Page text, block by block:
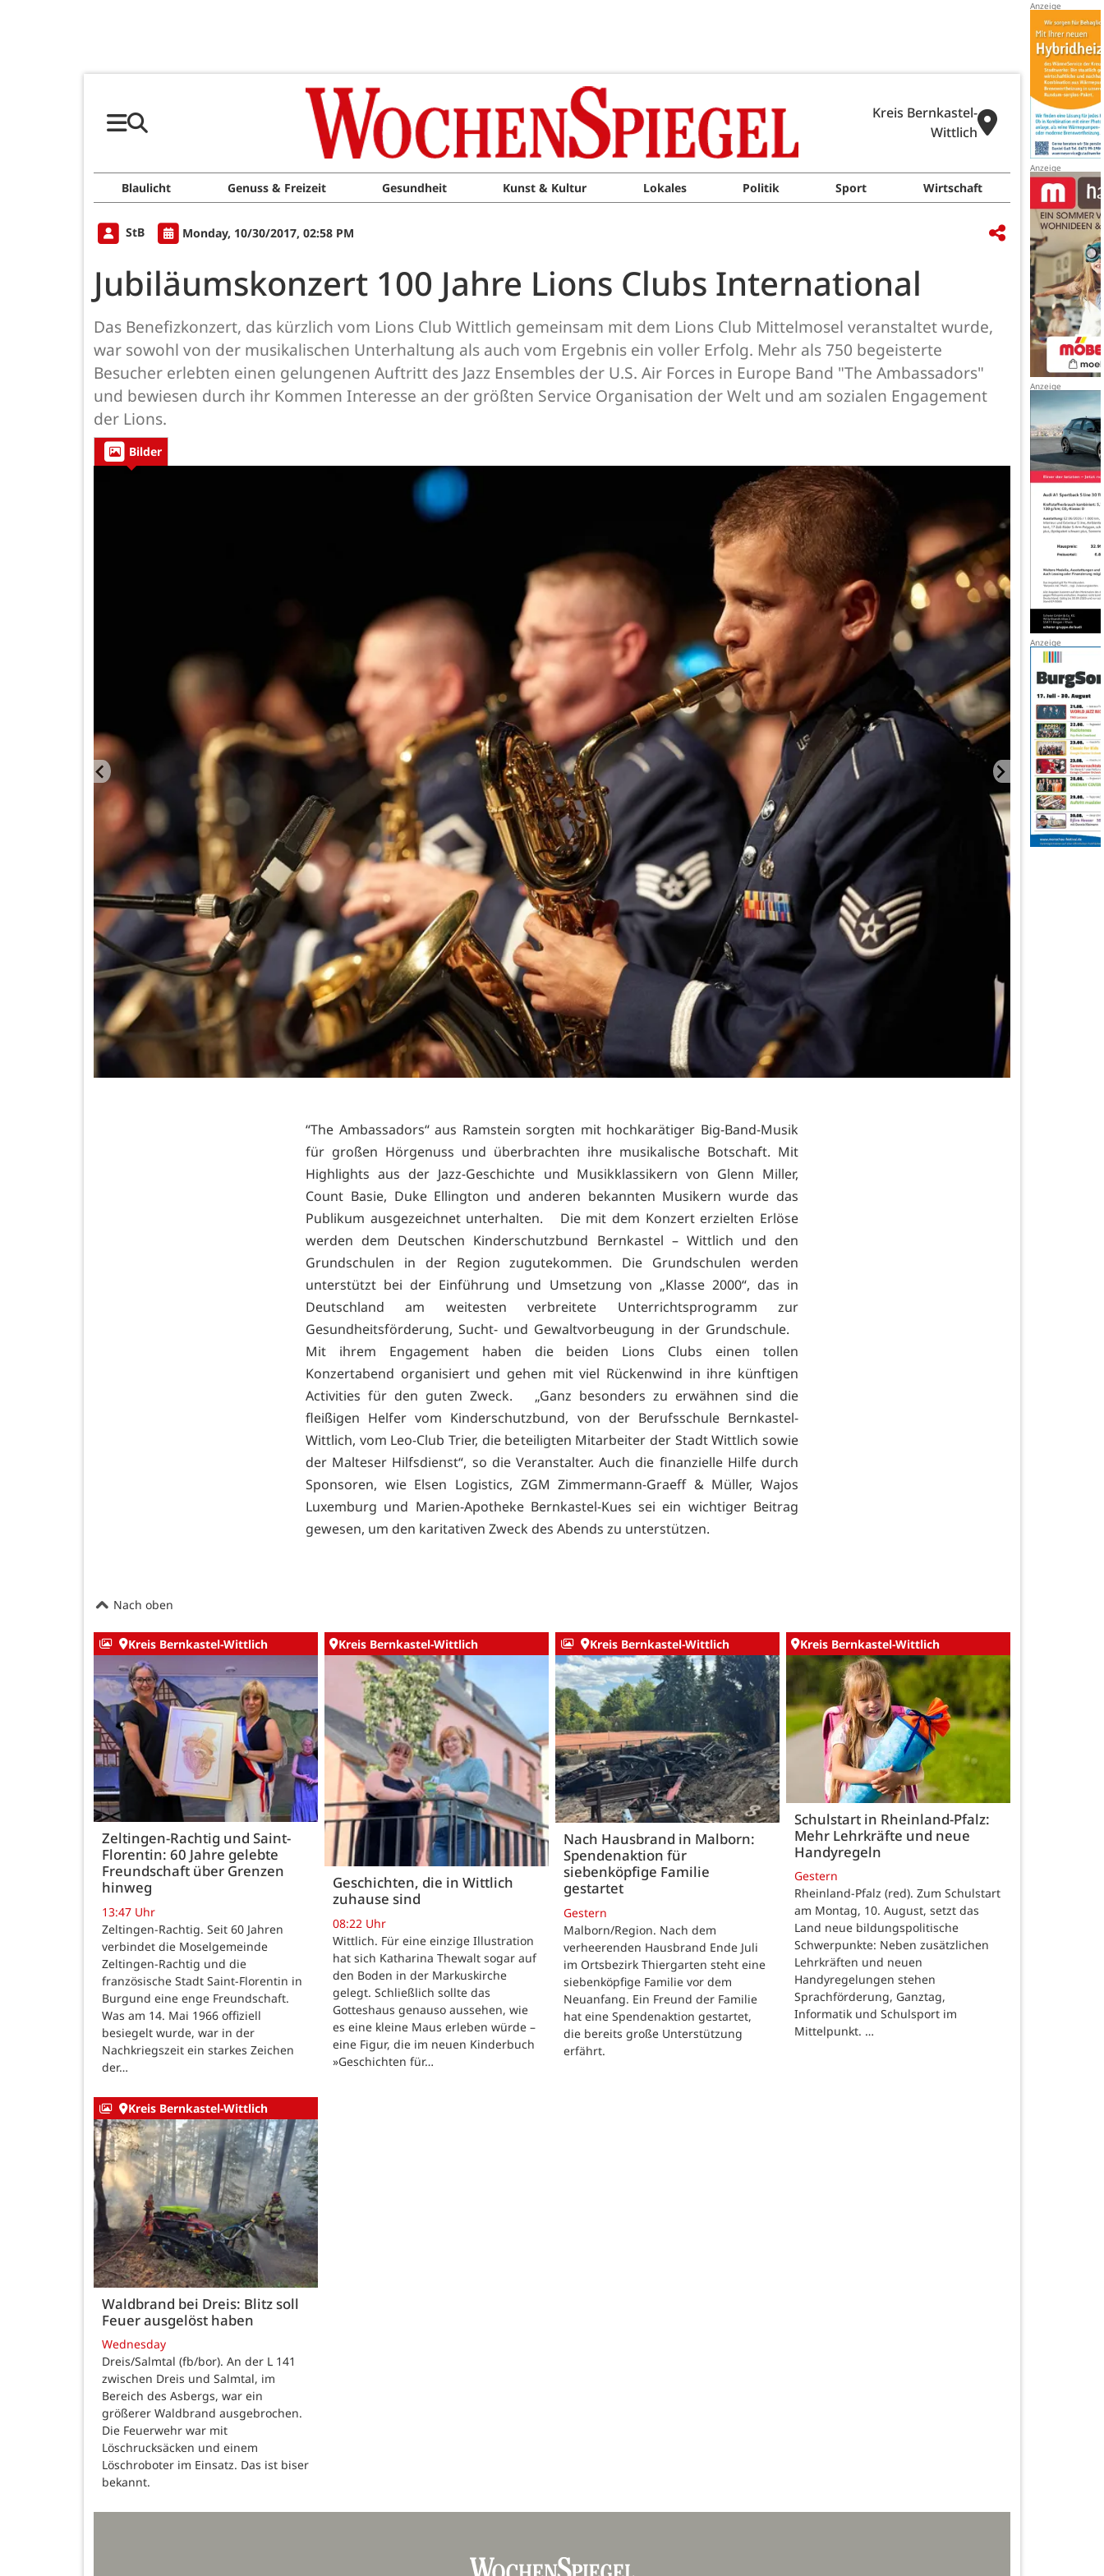
Kreis Bernkastel-
Wittlich
Blaulicht Genuss & Freizeit Gesundheit Kunst & Kultur Lokales Politik Sport Wirtschaft
StB Monday, 10/30/2017, 02:58 PM
Jubiläumskonzert 100 Jahre Lions Clubs International
Das Benefizkonzert, das kürzlich vom Lions Club Wittlich gemeinsam mit dem Lions Club Mittelmosel veranstaltet wurde,
war sowohl von der musikalischen Unterhaltung als auch vom Ergebnis ein voller Erfolg. Mehr als 750 begeisterte
Besucher erlebten einen gelungenen Auftritt des Jazz Ensembles der U.S. Air Forces in Europe Band "The Ambassadors"
und bewiesen durch ihr Kommen Interesse an der größten Service Organisation der Welt und am sozialen Engagement
der Lions.
Bilder
“The Ambassadors“ aus Ramstein sorgten mit hochkarätiger Big-Band-Musik
für großen Hörgenuss und überbrachten ihre musikalische Botschaft. Mit
Highlights aus der Jazz-Geschichte und Musikklassikern von Glenn Miller,
Count Basie, Duke Ellington und anderen bekannten Musikern wurde das
Publikum ausgezeichnet unterhalten. Die mit dem Konzert erzielten Erlöse
werden dem Deutschen Kinderschutzbund Bernkastel – Wittlich und den
Grundschulen in der Region zugutekommen. Die Grundschulen werden
unterstützt bei der Einführung und Umsetzung von „Klasse 2000“, das in
Deutschland am weitesten verbreitete Unterrichtsprogramm zur
Gesundheitsförderung, Sucht- und Gewaltvorbeugung in der Grundschule.
Mit ihrem Engagement haben die beiden Lions Clubs einen tollen
Konzertabend organisiert und gehen mit viel Rückenwind in ihre künftigen
Activities für den guten Zweck. „Ganz besonders zu erwähnen sind die
fleißigen Helfer vom Kinderschutzbund, von der Berufsschule Bernkastel-
Wittlich, vom Leo-Club Trier, die beteiligten Mitarbeiter der Stadt Wittlich sowie
der Malteser Hilfsdienst“, so die Veranstalter. Auch die finanzielle Hilfe durch
Sponsoren, wie Elsen Logistics, ZGM Zimmermann-Graeff & Müller, Wajos
Luxemburg und Marien-Apotheke Bernkastel-Kues sei ein wichtiger Beitrag
gewesen, um den karitativen Zweck des Abends zu unterstützen.
Nach oben
Kreis Bernkastel-Wittlich
Zeltingen-Rachtig und Saint-
Florentin: 60 Jahre gelebte
Freundschaft über Grenzen
hinweg
13:47 Uhr
Zeltingen-Rachtig. Seit 60 Jahren
verbindet die Moselgemeinde
Zeltingen-Rachtig und die
französische Stadt Saint-Florentin in
Burgund eine enge Freundschaft.
Was am 14. Mai 1966 offiziell
besiegelt wurde, war in der
Nachkriegszeit ein starkes Zeichen
der…
Kreis Bernkastel-Wittlich
Geschichten, die in Wittlich
zuhause sind
08:22 Uhr
Wittlich. Für eine einzige Illustration
hat sich Katharina Thewalt sogar auf
den Boden in der Markuskirche
gelegt. Schließlich sollte das
Gotteshaus genauso aussehen, wie
es eine kleine Maus erleben würde –
eine Figur, die im neuen Kinderbuch
»Geschichten für…
Kreis Bernkastel-Wittlich
Nach Hausbrand in Malborn:
Spendenaktion für
siebenköpfige Familie
gestartet
Gestern
Malborn/Region. Nach dem
verheerenden Hausbrand Ende Juli
im Ortsbezirk Thiergarten steht eine
siebenköpfige Familie vor dem
Neuanfang. Ein Freund der Familie
hat eine Spendenaktion gestartet,
die bereits große Unterstützung
erfährt.
Kreis Bernkastel-Wittlich
Schulstart in Rheinland-Pfalz:
Mehr Lehrkräfte und neue
Handyregeln
Gestern
Rheinland-Pfalz (red). Zum Schulstart
am Montag, 10. August, setzt das
Land neue bildungspolitische
Schwerpunkte: Neben zusätzlichen
Lehrkräften und neuen
Handyregelungen stehen
Sprachförderung, Ganztag,
Informatik und Schulsport im
Mittelpunkt. …
Kreis Bernkastel-Wittlich
Waldbrand bei Dreis: Blitz soll
Feuer ausgelöst haben
Wednesday
Dreis/Salmtal (fb/bor). An der L 141
zwischen Dreis und Salmtal, im
Bereich des Asbergs, war ein
größerer Waldbrand ausgebrochen.
Die Feuerwehr war mit
Löschrucksäcken und einem
Löschroboter im Einsatz. Das ist biser
bekannt.